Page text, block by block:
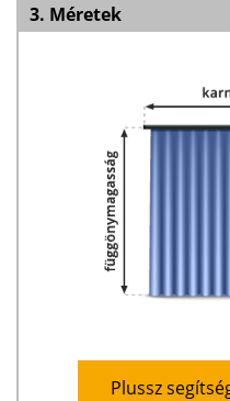
3. Méretek
Plussz